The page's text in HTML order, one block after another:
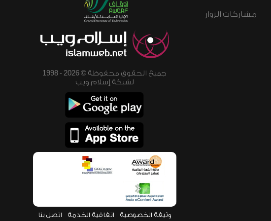
مشاركات الزوار
جميع الحقوق محفوظة © 2026 - 1998
لشبكة إسلام ويب
وثيقة الخصوصية اتفاقية الخدمة اتصل بنا